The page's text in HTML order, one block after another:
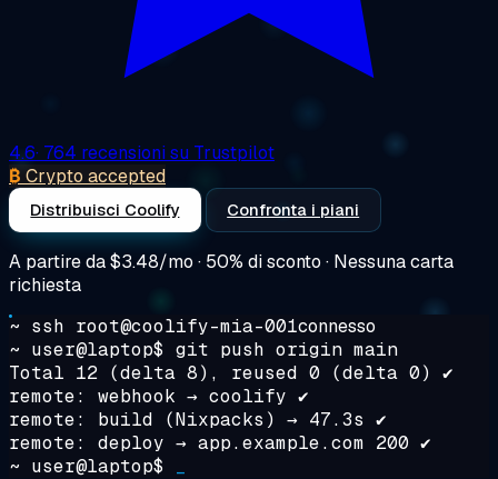
4.6· 764 recensioni su Trustpilot
₿ Crypto accepted
Distribuisci Coolify Confronta i piani
A partire da$3.48/mo · 50% di sconto · Nessuna carta
richiesta
~ ssh root@coolify-mia-001connesso
~ user@laptop$ git push origin main
Total 12 (delta 8), reused 0 (delta 0) ✔
remote: webhook → coolify ✔
remote: build (Nixpacks) → 47.3s ✔
remote: deploy → app.example.com 200 ✔
~ user@laptop$